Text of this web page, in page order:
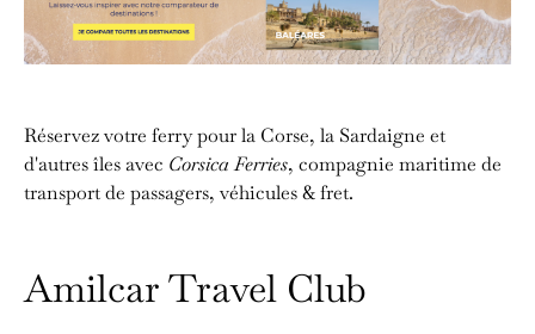
Réservez votre ferry pour la Corse, la Sardaigne et
d'autres îles avec Corsica Ferries, compagnie maritime de
transport de passagers, véhicules & fret.
Amilcar Travel Club